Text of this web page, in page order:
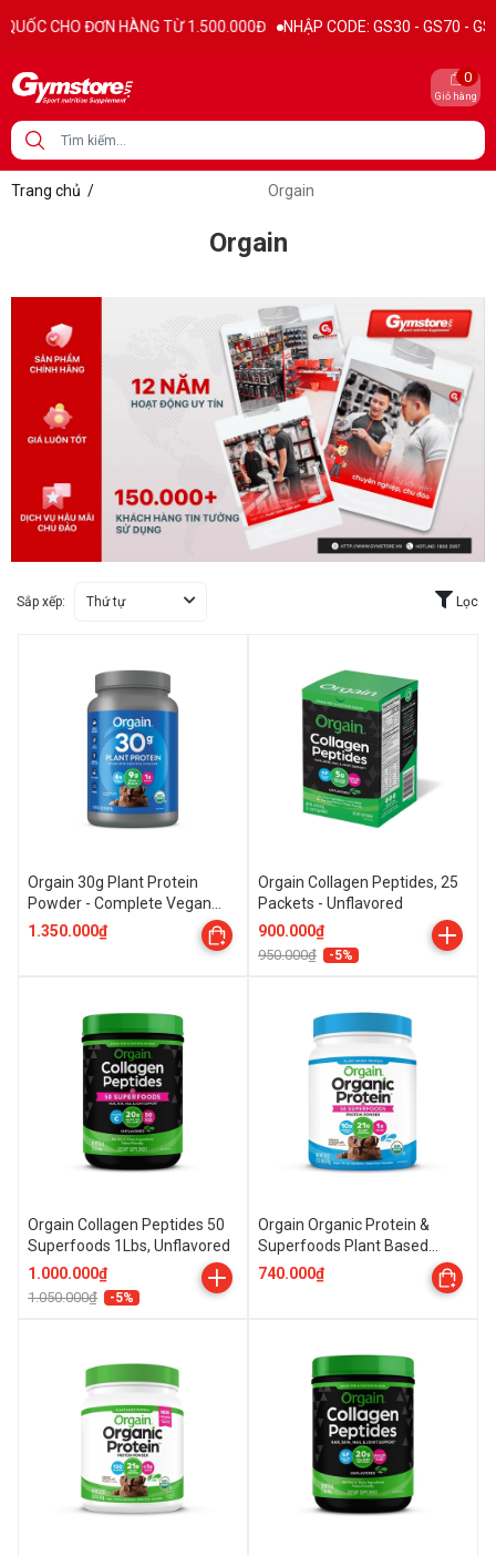
CHO ĐƠN HÀNG TỪ 1.500.000Đ NHẬP CODE: GS30 - GS70 -
Giỏ hàng
0
Trang chủ / Orgain
Orgain
Sắp xếp: Thứ tự Lọc
Orgain 30g Plant Protein
Powder - Complete Vegan
Protein Powder, 2 Lbs (912
1.350.000₫
Orgain Collagen Peptides, 25
Packets - Unflavored
900.000₫
950.000₫ -5%
Orgain Collagen Peptides 50
Superfoods 1Lbs, Unflavored
1.000.000₫
1.050.000₫ -5%
Orgain Organic Protein &
Superfoods Plant Based
Protein Powder, 1.121Lbs (10
Servings)
740.000₫